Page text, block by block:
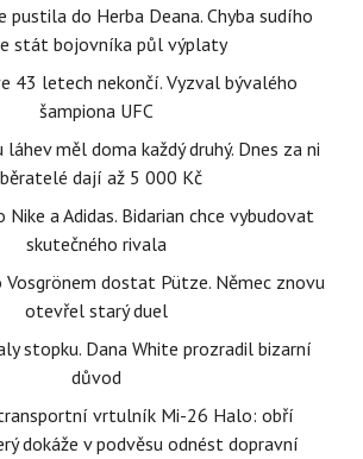
pustila do Herba Deana. Chyba sudího
stát bojovníka půl výplaty
43 letech nekončí. Vyzval bývalého
šampiona UFC
měl doma každý druhý. Dnes za ni
dají až 5 000 Kč
Nike a Adidas. Bidarian chce vybudovat
skutečného rivala
Vosgrönem dostat Pütze. Němec znovu
otevřel starý duel
stopku. Dana White prozradil bizarní
důvod
vrtulník Mi-26 Halo: obří
dokáže v podvěsu odnést dopravní